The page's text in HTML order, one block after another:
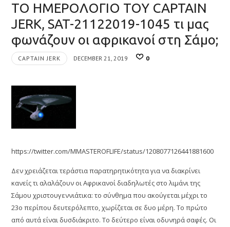
ΤΟ ΗΜΕΡΟΛΟΓΙΟ ΤΟΥ CAPTAIN
JERK, SAT-21122019-1045 τι μας
φωνάζουν οι αφρικανοί στη Σάμο;
CAPTAIN JERK DECEMBER 21, 2019 0
https://twitter.com/MMASTEROFLIFE/status/1208077126441881600
Δεν χρειάζεται τεράστια παρατηρητικότητα για να διακρίνει
κανείς τι αλαλάζουν οι Αφρικανοί διαδηλωτές στο λιμάνι της
Σάμου χριστουγεννιάτικα: το σύνθημα που ακούγεται μέχρι το
23ο περίπου δευτερόλεπτο, χωρίζεται σε δυο μέρη. Το πρώτο
από αυτά είναι δυσδιάκριτο. Το δεύτερο είναι οδυνηρά σαφές. Οι